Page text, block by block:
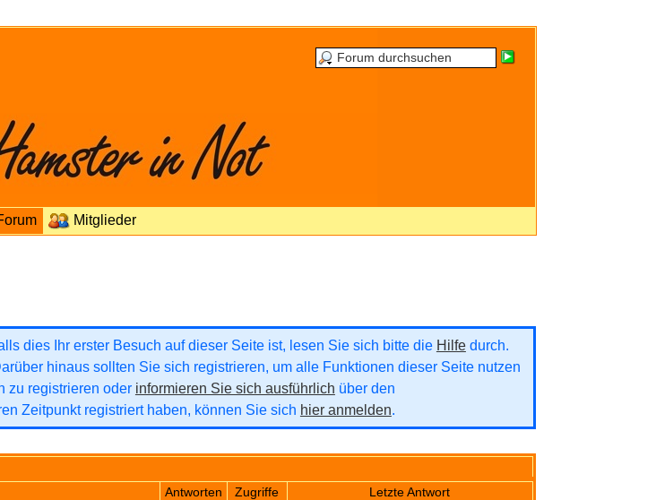
Mitglieder
dies Ihr erster Besuch auf dieser Seite ist, lesen Sie sich bitte die Hilfedurch.
hinaus sollten Sie sich registrieren, um alle Funktionen dieser Seite nutzen
zu registrieren oder informieren Sie sich ausführlich über den
Zeitpunkt registriert haben, können Sie sich hier anmelden.
Antworten Zugriffe Letzte Antwort